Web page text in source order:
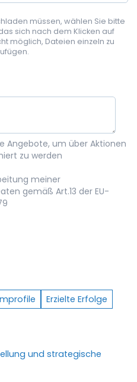
müssen, wählen Sie bitte
sich nach dem Klicken auf
möglich, Dateien einzeln zu
Angebote, um über Aktionen
zu werden
meiner
gemäß Art.13 der EU-
Erzielte Erfolge
und strategische